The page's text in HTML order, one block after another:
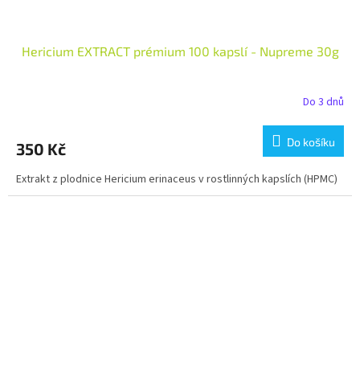
Hericium EXTRACT prémium 100 kapslí - Nupreme 30g
Do 3 dnů
350 Kč Do košíku
Extrakt z plodnice Hericium erinaceus v rostlinných kapslích (HPMC)